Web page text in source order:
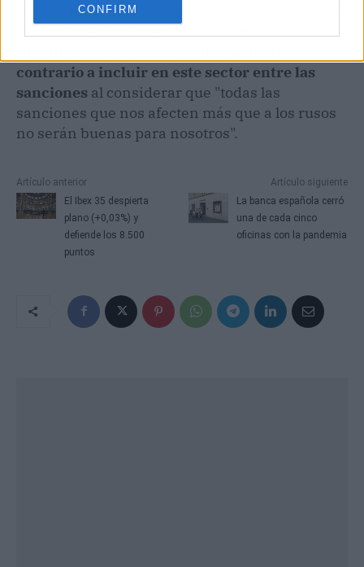
CONFIRM
En una línea más dura se pronunció el lunes el
ministro de Finanzas austriaco,Magnus
contrario a incluir en este sector entre las
sanciones al considerar que "todas las
sanciones que nos afecten más que a los rusos
no serán buenas para nosotros".
Artículo anterior
El Ibex 35 despierta
plano (+0,03%) y
defiende los 8.500
puntos
Artículo siguiente
La banca española cerró
una de cada cinco
oficinas con la pandemia